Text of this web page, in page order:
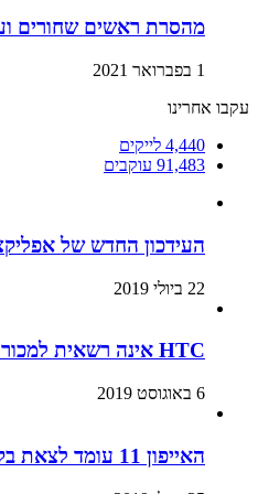
מהסרת ראשים שחורים ועד הפחתת צלוליט: 9 מתכונים
1 בפברואר 2021
עקבו אחרינו
4,440 לייקים
91,483 עוקבים
העידכון החדש של
22 ביולי 2019
HTC אינה רשאית למכור יותר מוצרים בבריטניה
6 באוגוסט 2019
האייפון 11 עומד לצאת בקרוב, לכל הפרטים